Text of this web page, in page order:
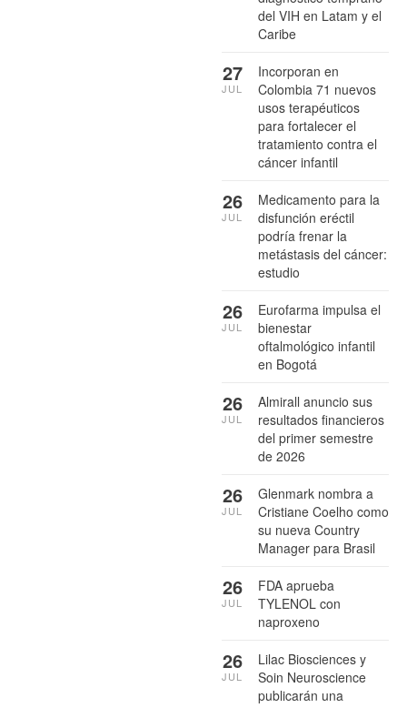
del VIH en Latam y el
Caribe
Incorporan en
Colombia 71 nuevos
usos terapéuticos
para fortalecer el
tratamiento contra el
cáncer infantil
27
JUL
Medicamento para la
disfunción eréctil
podría frenar la
metástasis del cáncer:
estudio
26
JUL
Eurofarma impulsa el
bienestar
oftalmológico infantil
en Bogotá
26
JUL
Almirall anuncio sus
resultados financieros
del primer semestre
de 2026
26
JUL
Glenmark nombra a
Cristiane Coelho como
su nueva Country
Manager para Brasil
26
JUL
FDA aprueba
TYLENOL con
naproxeno
26
JUL
Lilac Biosciences y
Soin Neuroscience
publicarán una
26
JUL